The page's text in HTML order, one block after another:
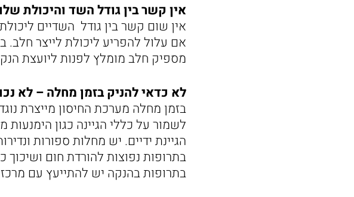
אין קשר בין גודל השד והיכולת
אין שום קשר בין גודל השדיים
אם עלול להפריע ליכולת לייצר
מספיק חלב מומלץ לפנות ליועצת
לא כדאי להניק בזמן מחלה – לא
בזמן מחלה מערכת החיסון מייצרת
לשמור על כללי הגיינה כגון
הגיינת ידיים. יש מחלות ספורות
בתרופות נפוצות להורדת חום
בתרופות בהנקה יש להתייעץ עם מרכז